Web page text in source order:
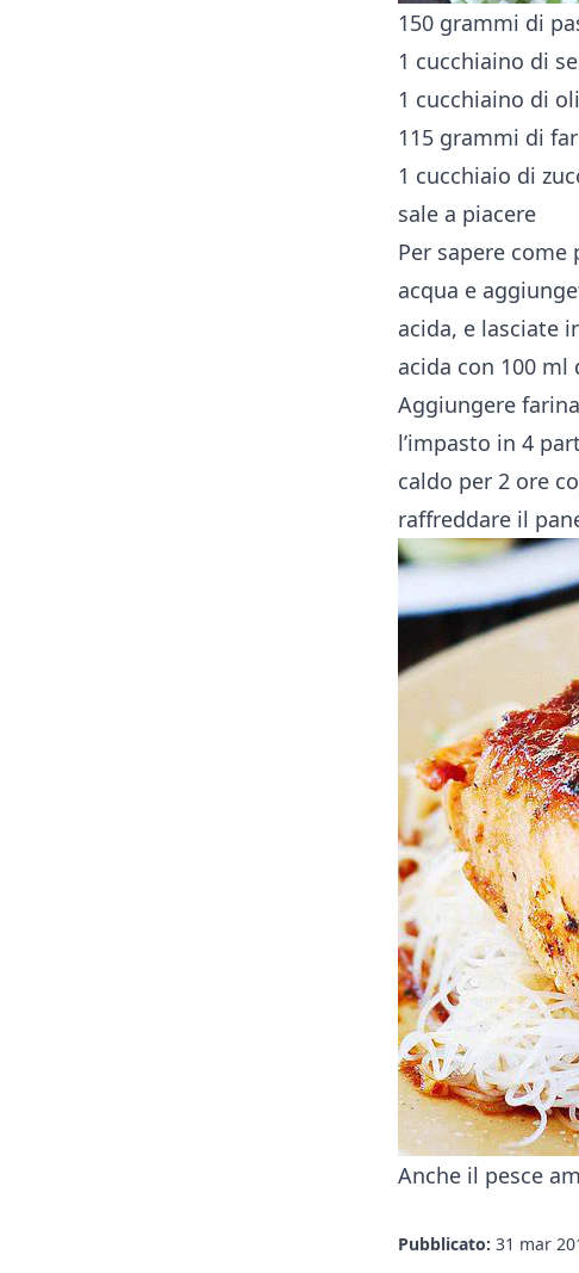
150 grammi di
1 cucchiaino di
1 cucchiaino di
115 grammi di
1 cucchiaio di
sale a piacere
Per sapere
acqua e
acida, e lasciate
acida con 100 ml
Aggiungere
l’impasto in 4
caldo per 2 ore
raffreddare il
Anche il pesce
Pubblicato: 31 mar